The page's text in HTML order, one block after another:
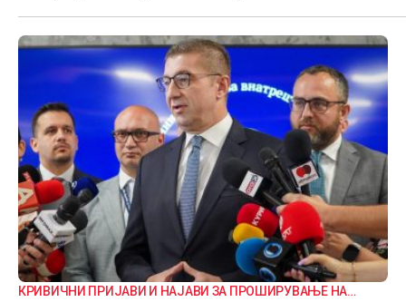
КРИВИЧНИ ПРИЈАВИ И НАЈАВИ ЗА ПРОШИРУВАЊЕ НА